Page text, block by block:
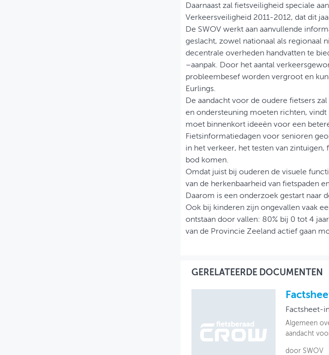
Daarnaast zal fietsveiligheid speciale
Verkeersveiligheid 2011-2012, dat dit
De SWOV werkt aan aanvullende
geslacht, zowel nationaal als regionaal
decentrale overheden handvatten te
–aanpak. Door het aantal
probleembesef worden vergroot en
Eurlings.
De aandacht voor de oudere fietsers
en ondersteuning moeten richten, vindt
moet binnenkort ideeën voor een
Fietsinformatiedagen voor senioren
in het verkeer, het testen van zintuigen,
bod komen.
Omdat juist bij ouderen de visuele
van de herkenbaarheid van fietspaden
Daarom is een onderzoek gestart naar
Ook bij kinderen zijn ongevallen vaak
ontstaan door vallen: 80% bij 0 tot 4
van de Provincie Zeeland actief gaan
GERELATEERDE DOCUMENTEN
Factsheet-
Algemeen
aandacht
door SWOV